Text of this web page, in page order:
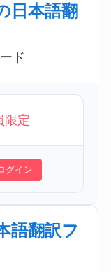
日本語翻
ド
限定
グイン
語翻訳フ